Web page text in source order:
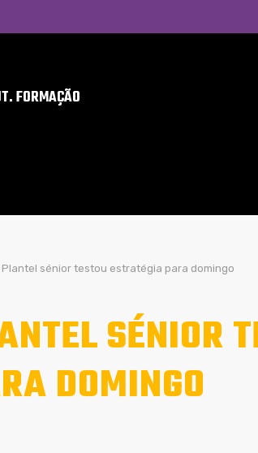
FORMAÇÃO
Plantel sénior testou estratégia para domingo
SÉNIOR
DOMINGO